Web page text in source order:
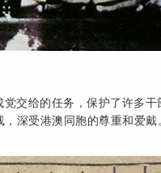
交给的任务，保护了许多干
深受港澳同胞的尊重和爱戴